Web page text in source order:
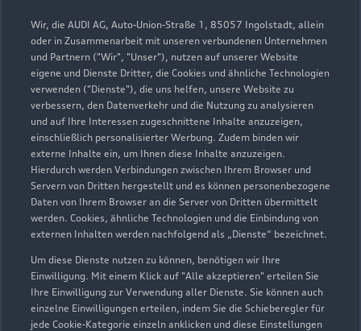
Wir, die AUDI AG, Auto-Union-Straße 1, 85057 Ingolstadt, allein
oder in Zusammenarbeit mit unseren verbundenen Unternehmen
und Partnern ("Wir", "Unser"), nutzen auf unserer Website
eigene und Dienste Dritter, die Cookies und ähnliche Technologien
verwenden ("Dienste"), die uns helfen, unsere Website zu
verbessern, den Datenverkehr und die Nutzung zu analysieren
und auf Ihre Interessen zugeschnittene Inhalte anzuzeigen,
einschließlich personalisierter Werbung. Zudem binden wir
externe Inhalte ein, um Ihnen diese Inhalte anzuzeigen.
Hierdurch werden Verbindungen zwischen Ihrem Browser und
Servern von Dritten hergestellt und es können personenbezogene
Daten von Ihrem Browser an die Server von Dritten übermittelt
werden. Cookies, ähnliche Technologien und die Einbindung von
externen Inhalten werden nachfolgend als „Dienste“ bezeichnet.
Um diese Dienste nutzen zu können, benötigen wir Ihre
Einwilligung. Mit einem Klick auf "Alle akzeptieren" erteilen Sie
Ihre Einwilligung zur Verwendung aller Dienste. Sie können auch
einzelne Einwilligungen erteilen, indem Sie die Schieberegler für
jede Cookie-Kategorie einzeln anklicken und diese Einstellungen
Geschlossen ,öffnet am Samstag 08:00
Teile- & Zubehörverkauf
Geschlossen,öffnet am Samstag 08:00